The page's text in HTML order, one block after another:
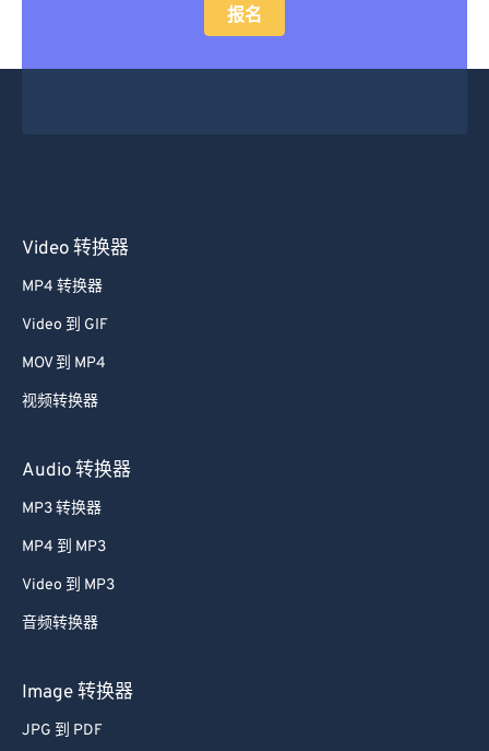
报名
Video 转换器
MP4 转换器
Video 到 GIF
MOV 到 MP4
视频转换器
Audio 转换器
MP3 转换器
MP4 到 MP3
Video 到 MP3
音频转换器
Image 转换器
JPG 到 PDF